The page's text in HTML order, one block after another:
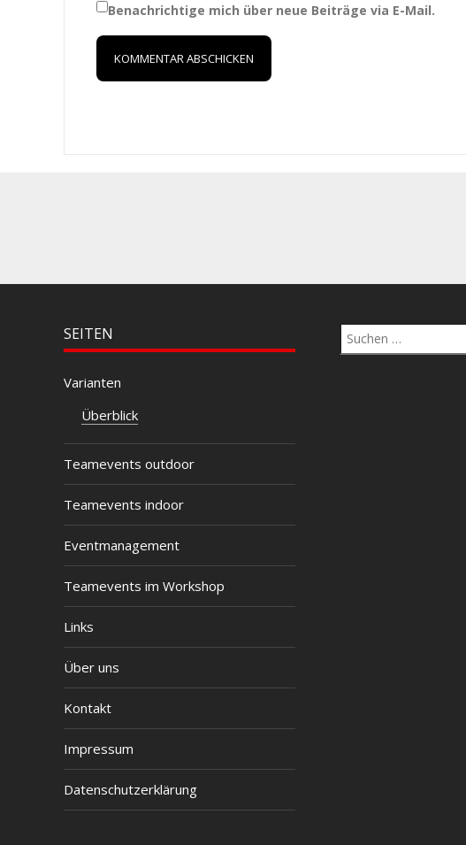
Benachrichtige mich über neue Beiträge via E-Mail.
SEITEN
Varianten
Überblick
Teamevents outdoor
Teamevents indoor
Eventmanagement
Teamevents im Workshop
Links
Über uns
Kontakt
Impressum
Datenschutzerklärung
Suchen
nach: